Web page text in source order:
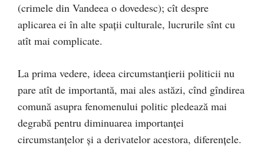
(crimele din Vandeea o dovedesc); cît despre
aplicarea ei în alte spaţii culturale, lucrurile sînt cu
atît mai complicate.
La prima vedere, ideea circumstanţierii politicii nu
pare atît de importantă, mai ales astăzi, cînd gîndirea
comună asupra fenomenului politic pledează mai
degrabă pentru diminuarea importanţei
circumstanţelor şi a derivatelor acestora, diferenţele.